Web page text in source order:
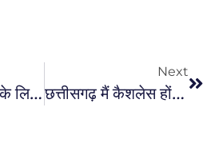
संविदा कर्मचारियों के लिए बड़ी खबर, नियमितीकरण पर सुप्रीम कोर्ट ने दिया परमानेंट करने का आदेश…
Next
छत्तीसगढ़ मैं कैशलेस होंगी सभी शराब दुकानें…